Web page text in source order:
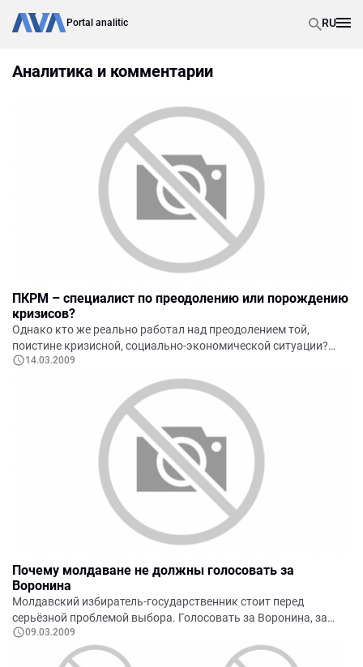
Portal analitic RU
Аналитика и комментарии
ПКРМ – специалист по преодолению или порождению
кризисов?
Однако кто же реально работал над преодолением той,
поистине кризисной, социально-экономической ситуации?
Неужели Ткачук, Додон и Рейдман? Да ни одного из них и в
помине не было на политическом небосклоне. Додон ходил
ещё в детский сад, Рейдман, крышуемый Ткачуком, рубил
собственную «капусту», а сам Ткачук...
14.03.2009
Почему молдаване не должны голосовать за
Воронина
Молдавский избиратель-государственник стоит перед
серьёзной проблемой выбора. Голосовать за Воронина, за
правых или ещё за кого-то? Точь-в-точь как русский богатырь
перед развилкой дорог...
09.03.2009